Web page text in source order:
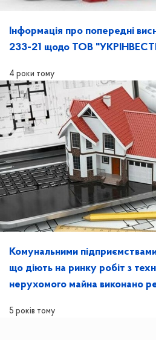
Інформація про попередні
233-21 щодо ТОВ
4 роки тому
Комунальними
що діють на ринку робіт з
нерухомого майна
5 років тому